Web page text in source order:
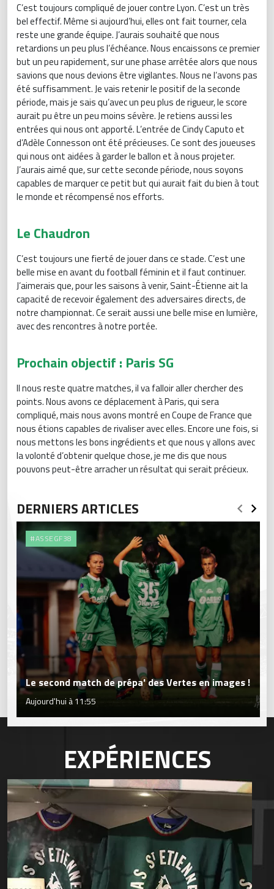
C’est toujours compliqué de jouer contre Lyon. C’est un très
bel effectif. Même si aujourd’hui, elles ont fait tourner, cela
reste une grande équipe. J’aurais souhaité que nous
retardions un peu plus l’échéance. Nous encaissons ce premier
but un peu rapidement, sur une phase arrêtée alors que nous
savions que nous devions être vigilantes. Nous ne l’avons pas
été suffisamment. Je vais retenir le positif de la seconde
période, mais je sais qu’avec un peu plus de rigueur, le score
aurait pu être un peu moins sévère. Je retiens aussi les
entrées qui nous ont apporté. L’entrée de Cindy Caputo et
d’Adèle Connesson ont été précieuses. Ce sont des joueuses
qui nous ont aidées à garder le ballon et à nous projeter.
J’aurais aimé que, sur cette seconde période, nous soyons
capables de marquer ce petit but qui aurait fait du bien à tout
le monde et récompensé nos efforts.
Le Chaudron
C’est toujours une fierté de jouer dans ce stade. C’est une
belle mise en avant du football féminin et il faut continuer.
J’aimerais que, pour les saisons à venir, Saint-Étienne ait la
capacité de recevoir également des adversaires directs, de
notre championnat. Ce serait aussi une belle mise en lumière,
avec des rencontres à notre portée.
Prochain objectif : Paris SG
Il nous reste quatre matches, il va falloir aller chercher des
points. Nous avons ce déplacement à Paris, qui sera
compliqué, mais nous avons montré en Coupe de France que
nous étions capables de rivaliser avec elles. Encore une fois, si
nous mettons les bons ingrédients et que nous y allons avec
la volonté d’obtenir quelque chose, je me dis que nous
pouvons peut-être arracher un résultat qui serait précieux.
DERNIERS ARTICLES
#ASSEGF38
Le second match de prépa' des Vertes en images !
Aujourd'hui à 11:55
EXPÉRIENCES